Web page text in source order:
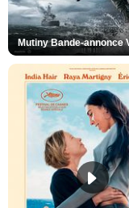
Mutiny Bande-annonce